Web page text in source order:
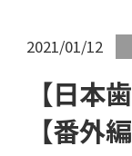
2021/01/12
【日本
【番外